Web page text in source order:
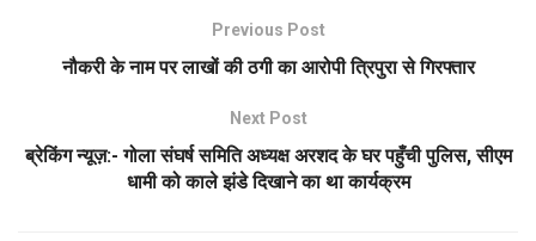
Previous Post
नौकरी के नाम पर लाखों की ठगी का आरोपी त्रिपुरा से गिरफ्तार
Next Post
ब्रेकिंग न्यूज़:- गोला संघर्ष समिति अध्यक्ष अरशद के घर पहुँची पुलिस, सीएम
धामी को काले झंडे दिखाने का था कार्यक्रम